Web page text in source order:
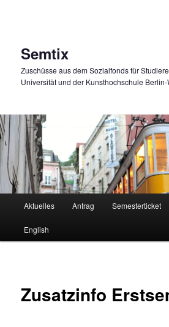
Semtix
Zuschüsse aus dem Sozialfonds für
Universität und der Kunsthochschule
Aktuelles Antrag Semesterticket
English
Zusatzinfo